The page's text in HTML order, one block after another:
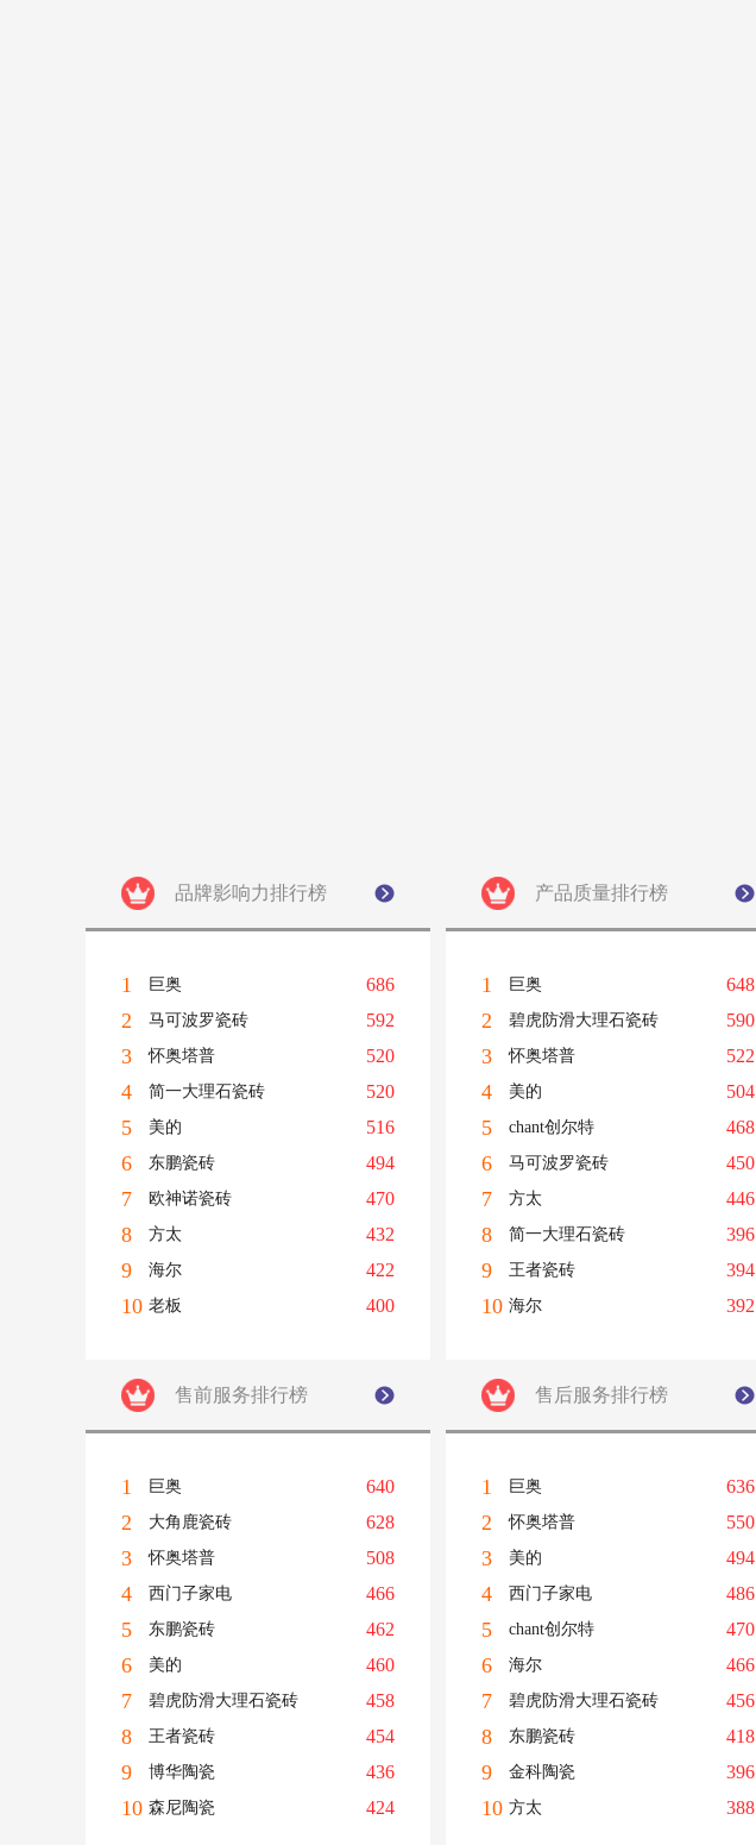
品牌影响力排行榜
1 巨奥 686
2 马可波罗瓷砖 592
3 怀奥塔普 520
4 简一大理石瓷砖 520
5 美的 516
6 东鹏瓷砖 494
7 欧神诺瓷砖 470
8 方太 432
9 海尔 422
10 老板 400
产品质量排行榜
1 巨奥 648
2 碧虎防滑大理石瓷砖 590
3 怀奥塔普 522
4 美的 504
5 chant创尔特 468
6 马可波罗瓷砖 450
7 方太 446
8 简一大理石瓷砖 396
9 王者瓷砖 394
10 海尔 392
售前服务排行榜
1 巨奥 640
2 大角鹿瓷砖 628
3 怀奥塔普 508
4 西门子家电 466
5 东鹏瓷砖 462
6 美的 460
7 碧虎防滑大理石瓷砖 458
8 王者瓷砖 454
9 博华陶瓷 436
10 森尼陶瓷 424
售后服务排行榜
1 巨奥 636
2 怀奥塔普 550
3 美的 494
4 西门子家电 486
5 chant创尔特 470
6 海尔 466
7 碧虎防滑大理石瓷砖 456
8 东鹏瓷砖 418
9 金科陶瓷 396
10 方太 388